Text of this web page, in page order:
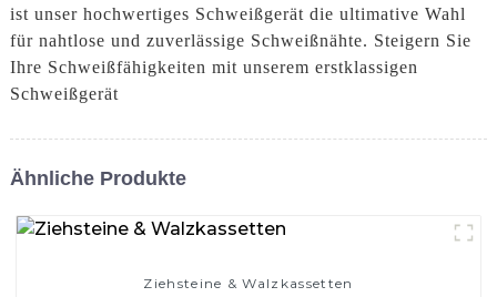
ist unser hochwertiges Schweißgerät die ultimative Wahl
für nahtlose und zuverlässige Schweißnähte. Steigern Sie
Ihre Schweißfähigkeiten mit unserem erstklassigen
Schweißgerät
Ähnliche Produkte
Ziehsteine ​​& Walzkassetten